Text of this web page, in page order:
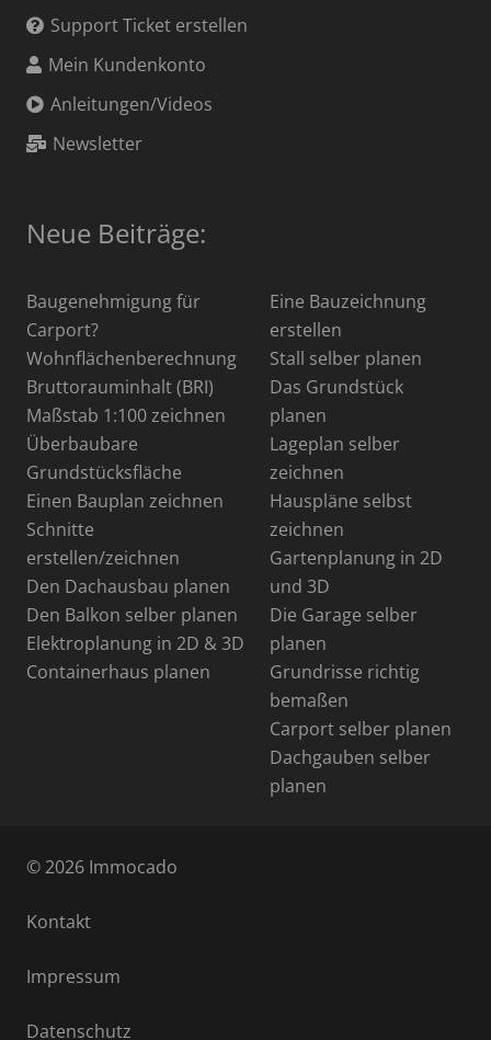
Support Ticket erstellen
Mein Kundenkonto
Anleitungen/Videos
Newsletter
Neue Beiträge:
Baugenehmigung für
Carport?
Wohnflächenberechnung
Bruttorauminhalt (BRI)
Maßstab 1:100 zeichnen
Überbaubare
Grundstücksfläche
Einen Bauplan zeichnen
Schnitte
erstellen/zeichnen
Den Dachausbau planen
Den Balkon selber planen
Elektroplanung in 2D & 3D
Containerhaus planen
Eine Bauzeichnung
erstellen
Stall selber planen
Das Grundstück
planen
Lageplan selber
zeichnen
Hauspläne selbst
zeichnen
Gartenplanung in 2D
und 3D
Die Garage selber
planen
Grundrisse richtig
bemaßen
Carport selber planen
Dachgauben selber
planen
© 2026 Immocado
Kontakt
Impressum
Datenschutz